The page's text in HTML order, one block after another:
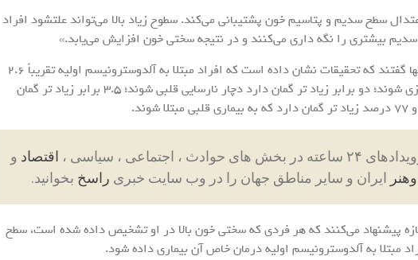
سطح سدیم و پتاسیم خون پشتیبانی می‌کند. سطوح زیاد بالا می‌تواند علتشود افراد
بیشتری را نگه داری می‌کنند و در نتیجه سختی خون افزایش می‌یابد.»
محققان در یادداشت‌های پیش‌عرصه انها گفتند که تحقیقات نشان داده است که افراد مبتلا به آلدوسترونیسم اولیه تقریباً ۲.۶
برابر زیاد تر گمان دارد دچار سکته مغزی شوند؛ دو برابر زیاد تر گمان دارد دچار نارسایی قلبی شوند؛ ۳.۵ برابر زیاد تر گمان
اجتماعی ، سیاسی ، اقتصاد و
ایران و سایر مناطق جهان را در وب سایت خبری راسخ بخوانید.
پیشنهاد می‌کنند که هر فردی که سختی خون بالا در او تشخیص داده شده است، سطح
مبتلا به آلدوسترونیسم اولیه درمان خاص آن بیماری داده شود.